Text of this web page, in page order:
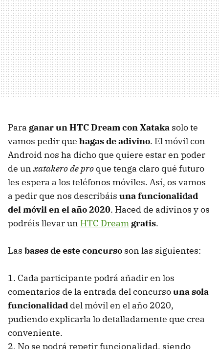
Para ganar unHTCDream con Xataka solo te
vamos pedir que hagas de adivino. El móvil con
Android nos ha dicho que quiere estar en poder
de un xatakero de pro que tenga claro qué futuro
les espera a los teléfonos móviles. Así, os vamos
a pedir que nos describáis una funcionalidad
del móvil en el año 2020. Haced de adivinos y os
podréis llevar un HTC Dream gratis.
Las bases de este concurso son las siguientes:
1. Cada participante podrá añadir en los
comentarios de la entrada del concursouna sola
funcionalidad del móvil en el año 2020,
pudiendo explicarla lo detalladamente que crea
conveniente.
2. No se podrá repetir funcionalidad, siendo